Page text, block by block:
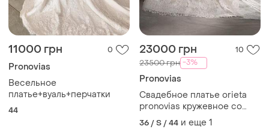
11000 грн 0
Pronovias
Весельное
платье+вуаль+перчатки
44
23000 грн 10
23500 грн -3%
Pronovias
Свадебное платье orieta
pronovias кружевное со
шлейфом
36 / S / 44 и еще 1